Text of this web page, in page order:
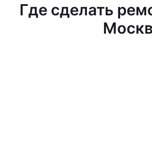
Где сделать